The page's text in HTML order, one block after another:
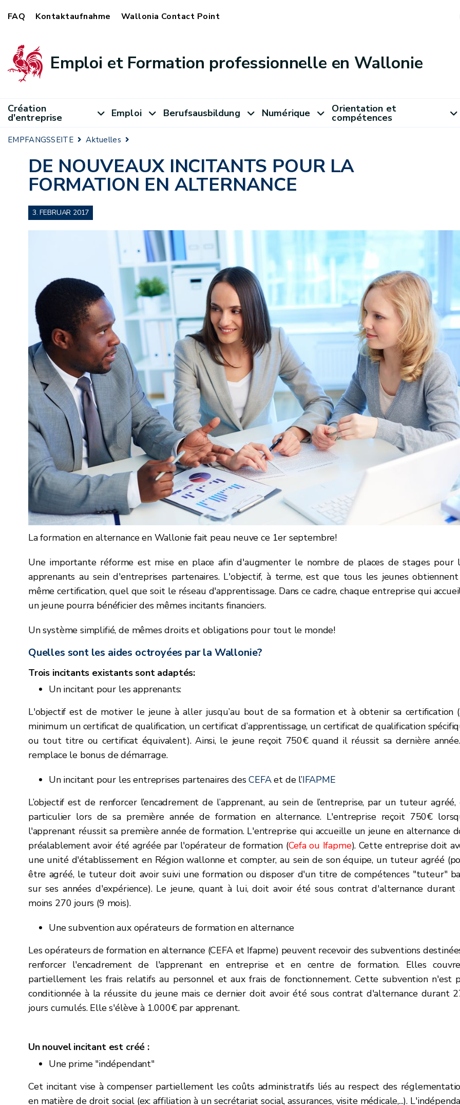
FAQ Kontaktaufnahme Wallonia Contact Point
Emploi et Formation professionnelle en Wallonie
Création
d'entreprise Emploi Berufsausbildung Numérique Orientation et
compétences
EMPFANGSSEITE Aktuelles
DE NOUVEAUX INCITANTS POUR LA
FORMATION EN ALTERNANCE
3. FEBRUAR 2017
La formation en alternance en Wallonie fait peau neuve ce 1er septembre!
Une importante réforme est mise en place afin d'augmenter le nombre de places de stages pour
apprenants au sein d'entreprises partenaires. L'objectif, à terme, est que tous les jeunes
même certification, quel que soit le réseau d'apprentissage. Dans ce cadre, chaque entreprise qui
un jeune pourra bénéficier des mêmes incitants financiers.
Un système simplifié, de mêmes droits et obligations pour tout le monde!
Quelles sont les aides octroyées par la Wallonie?
Trois incitants existants sont adaptés:
Un incitant pour les apprenants:
L'objectif est de motiver le jeune à aller jusqu’au bout de sa formation et à obtenir sa certification
minimum un certificat de qualification, un certificat d’apprentissage, un certificat de qualification
ou tout titre ou certificat équivalent). Ainsi, le jeune reçoit 750€ quand il réussit sa dernière
remplace le bonus de démarrage.
Un incitant pour les entreprises partenaires desCEFAet de l’IFAPME
L’objectif est de renforcer l’encadrement de l’apprenant, au sein de l’entreprise, par un tuteur agréé,
particulier lors de sa première année de formation en alternance. L'entreprise reçoit 750€
l'apprenant réussit sa première année de formation. L'entreprise qui accueille un jeune en alternance
préalablement avoir été agréée par l'opérateur de formation (Cefa ou Ifapme). Cette entreprise doit
une unité d'établissement en Région wallonne et compter, au sein de son équipe, un tuteur agréé
être agréé, le tuteur doit avoir suivi une formation ou disposer d'un titre de compétences "tuteur"
sur ses années d'expérience). Le jeune, quant à lui, doit avoir été sous contrat d'alternance durant
moins 270 jours (9 mois).
Une subvention aux opérateurs de formation en alternance
Les opérateurs de formation en alternance (CEFA et Ifapme) peuvent recevoir des subventions
renforcer l'encadrement de l'apprenant en entreprise et en centre de formation. Elles
partiellement les frais relatifs au personnel et aux frais de fonctionnement. Cette subvention n'est
conditionnée à la réussite du jeune mais ce dernier doit avoir été sous contrat d'alternance durant
jours cumulés. Elle s'élève à 1.000€ par apprenant.
Un nouvel incitant est créé :
Une prime "indépendant"
Cet incitant vise à compenser partiellement les coûts administratifs liés au respect des
en matière de droit social (ex: affiliation à un secrétariat social, assurances, visite médicale,...).